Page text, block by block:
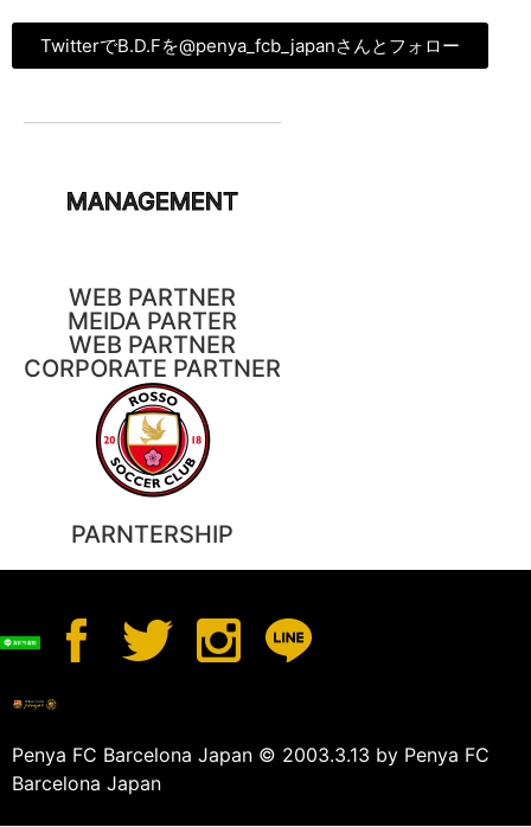
TwitterでB.D.Fを@penya_fcb_japanさんとフォロー
MANAGEMENT
WEB PARTNER
MEIDA PARTER
WEB PARTNER
CORPORATE PARTNER
PARNTERSHIP
Penya FC Barcelona Japan © 2003.3.13 by Penya FC
Barcelona Japan